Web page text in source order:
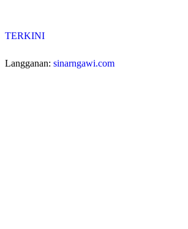
TERKINI
Langganan: sinarngawi.com